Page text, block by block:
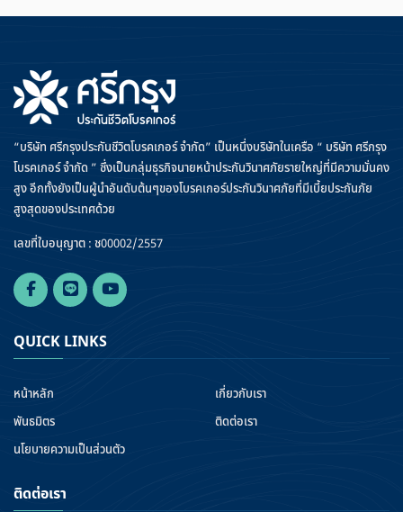
“บริษัท ศรีกรุงประกันชีวิตโบรคเกอร์ จำกัด” เป็นหนึ่งบริษัทในเครือ “ บริษัท ศรีกรุง
โบรคเกอร์ จำกัด ” ซึ่งเป็นกลุ่มธุรกิจนายหน้าประกันวินาศภัยรายใหญ่ที่มีความมั่นคง
สูง อีกทั้งยังเป็นผู้นำอันดับต้นๆของโบรคเกอร์ประกันวินาศภัยที่มีเบี้ยประกันภัย
สูงสุดของประเทศด้วย
เลขที่ใบอนุญาต : ช00002/2557
QUICK LINKS
หน้าหลัก
เกี่ยวกับเรา
พันธมิตร
ติดต่อเรา
นโยบายความเป็นส่วนตัว
ติดต่อเรา